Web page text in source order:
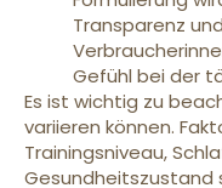
Transparenz
Gefühl bei der
Es ist wichtig zu
variieren können.
Trainingsniveau,
Gesundheitszustand